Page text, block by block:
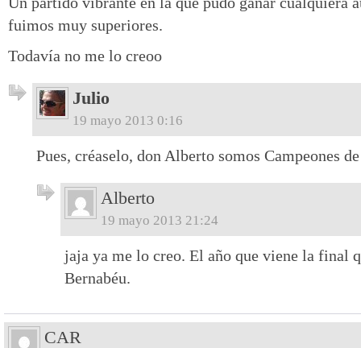
fuimos muy superiores.
Todavía no me lo creoo
Julio
19 mayo 2013 0:16
Pues, créaselo, don Alberto somos Campeones
Alberto
19 mayo 2013 21:24
jaja ya me lo creo. El año que viene la final
Bernabéu.
CAR